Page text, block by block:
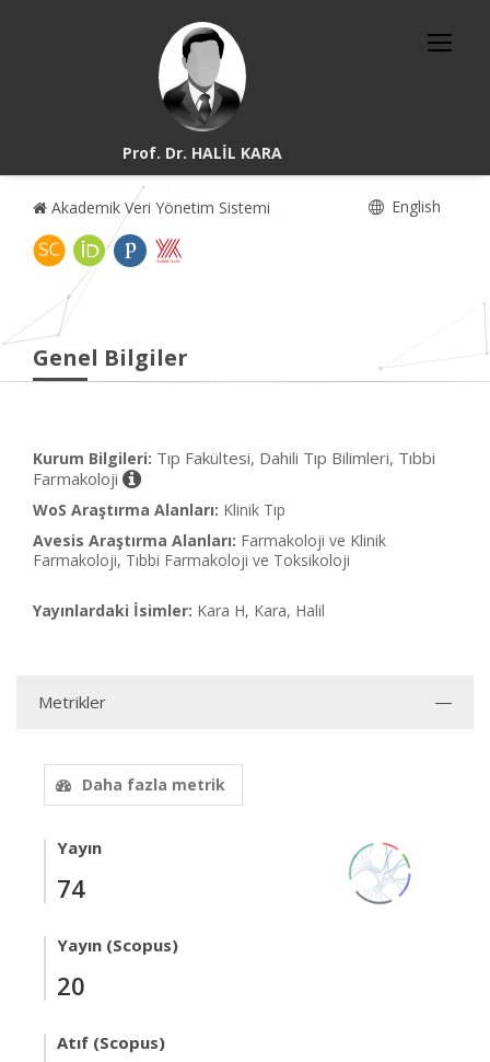
Prof. Dr. HALİL KARA
Akademik Veri Yönetim Sistemi English
Genel Bilgiler
Kurum Bilgileri: Tıp Fakültesi, Dahili Tıp Bilimleri, Tıbbi
Farmakoloji
WoS Araştırma Alanları: Klinik Tıp
Avesis Araştırma Alanları: Farmakoloji ve Klinik
Farmakoloji, Tıbbi Farmakoloji ve Toksikoloji
Yayınlardaki İsimler: Kara H, Kara, Halil
Metrikler
Daha fazla metrik
Yayın
74
Yayın (Scopus)
20
Atıf (Scopus)